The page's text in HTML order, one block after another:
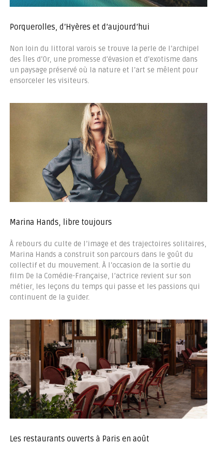
Porquerolles, d’Hyères et d’aujourd’hui
Non loin du littoral varois se trouve la perle de l’archipel
des Îles d’Or, une promesse d’évasion et d’exotisme dans
un paysage préservé où la nature et l’art se mêlent pour
ensorceler les visiteurs.
Marina Hands, libre toujours
À rebours du culte de l’image et des trajectoires solitaires,
Marina Hands a construit son parcours dans le goût du
collectif et du mouvement. À l’occasion de la sortie du
film De la Comédie-Française, l’actrice revient sur son
métier, les leçons du temps qui passe et les passions qui
continuent de la guider.
Les restaurants ouverts à Paris en août